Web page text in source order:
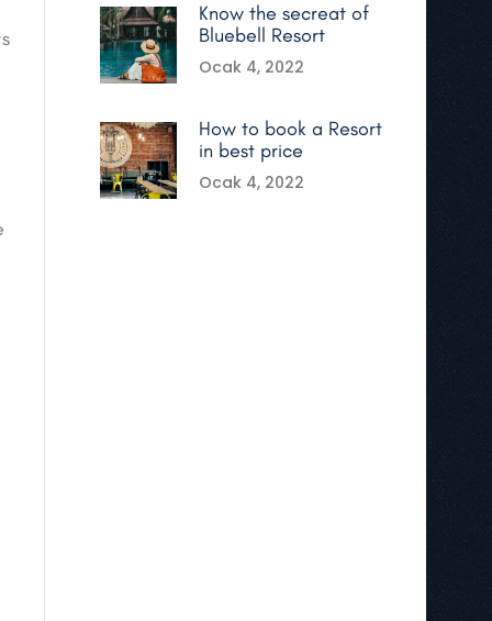
Know the secreat of
Bluebell Resort
Ocak 4, 2022
How to book a Resort
in best price
Ocak 4, 2022